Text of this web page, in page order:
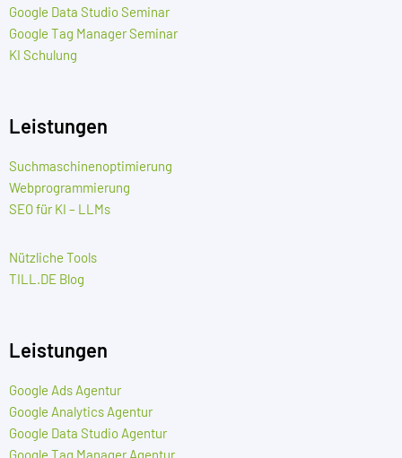
Google Data Studio Seminar
Google Tag Manager Seminar
KI Schulung
Leistungen
Suchmaschinenoptimierung
Webprogrammierung
SEO für KI – LLMs
Nützliche Tools
TILL.DE Blog
Leistungen
Google Ads Agentur
Google Analytics Agentur
Google Data Studio Agentur
Google Tag Manager Agentur